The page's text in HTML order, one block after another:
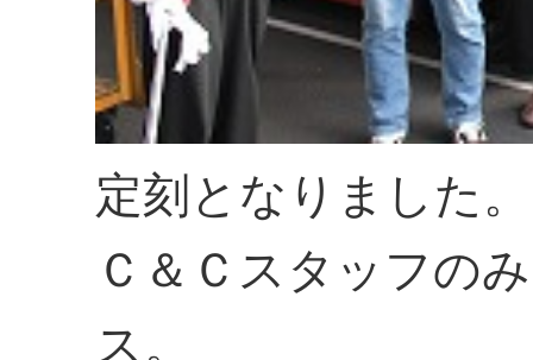
定刻となりました。
Ｃ＆Ｃスタッフの
ス。